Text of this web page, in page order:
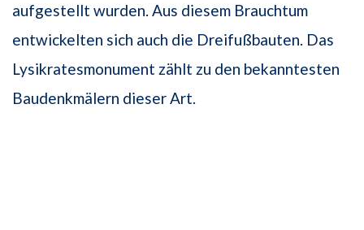
aufgestellt wurden. Aus diesem Brauchtum
entwickelten sich auch die Dreifußbauten. Das
Lysikratesmonument zählt zu den bekanntesten
Baudenkmälern dieser Art.